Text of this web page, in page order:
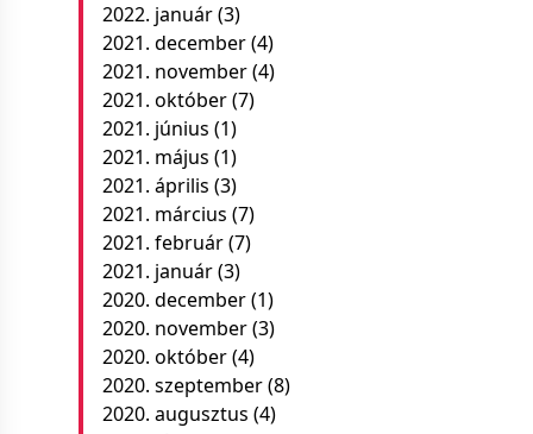
2022. január(3)
2021. december(4)
2021. november(4)
2021. október(7)
2021. június (1)
2021. május (1)
2021. április (3)
2021. március (7)
2021. február(7)
2021. január(3)
2020. december(1)
2020. november(3)
2020. október(4)
2020. szeptember(8)
2020. augusztus (4)